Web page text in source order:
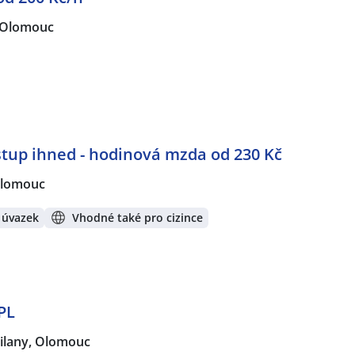
ihned - hodinová mzda od 230 Kč
Vhodné také pro cizince
Olomouc